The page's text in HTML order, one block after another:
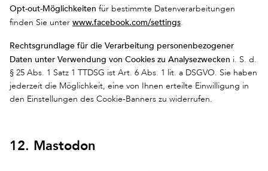
Opt-out-Möglichkeiten für bestimmte Datenverarbeitungen
finden Sie unter www.facebook.com/settings.
Rechtsgrundlage für die Verarbeitung personenbezogener
Daten unter Verwendung von Cookies zu Analysezwecken i. S. d.
§ 25 Abs. 1 Satz 1 TTDSG ist Art. 6 Abs. 1 lit. a DSGVO. Sie haben
jederzeit die Möglichkeit, eine von Ihnen erteilte Einwilligung in
den Einstellungen des Cookie-Banners zu widerrufen.
12. Mastodon